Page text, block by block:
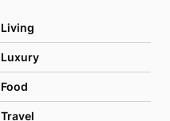
Living
Luxury
Food
Travel